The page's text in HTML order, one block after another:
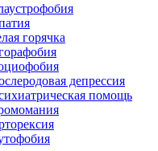
горячка
депрессия
помощь